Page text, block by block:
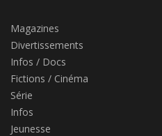
Magazines
Divertissements
Infos / Docs
Fictions / Cinéma
Série
Infos
Jeunesse